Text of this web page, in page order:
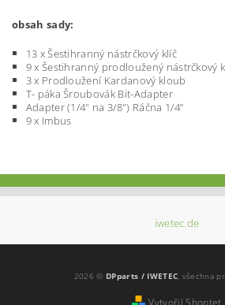
obsah sady:
13 x Šestihranný nástrčkový klíč
9 x Šestihranný prodloužený nástrčkový
3 x Prodloužení Kardanový kloub
T- páka Šroubovák Bit-Adapter
Adapter (1/4" na 3/8") Ráčna 1/4”
9 x Imbus
iwetec.de
2026 © DPparts / IWETEC, všechna
Vytvořil Shoptet